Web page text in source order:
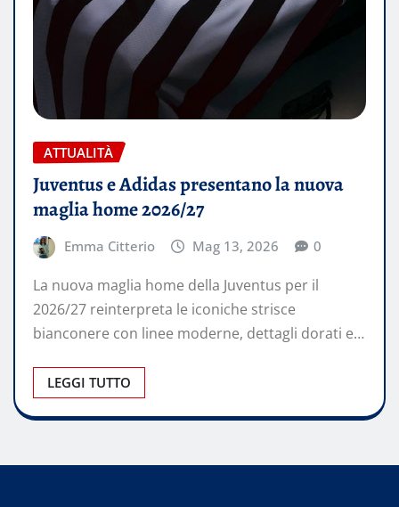
ATTUALITÀ
Juventus e Adidas presentano la nuova
maglia home 2026/27
Emma Citterio Mag 13, 2026 0
La nuova maglia home della Juventus per il
2026/27 reinterpreta le iconiche strisce
bianconere con linee moderne, dettagli dorati e…
LEGGI TUTTO